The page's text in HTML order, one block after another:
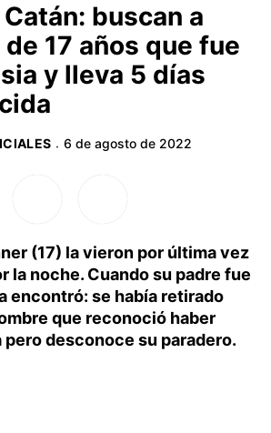
buscan a
17 años que fue
y lleva 5 días
· 6 de agosto de 2022
(17) la vieron por última vez
la noche. Cuando su padre fue
encontró: se había retirado
que reconoció haber
desconoce su paradero.